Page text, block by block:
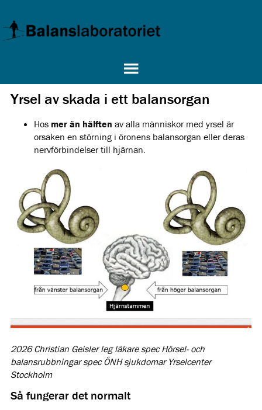
Yrsel av skada i ett balansorgan
Hos mer än hälften av alla människor med yrsel är
orsaken en störning i öronens balansorgan eller deras
nervförbindelser till hjärnan.
2026 Christian Geisler leg läkare spec Hörsel- och
balansrubbningar spec ÖNH sjukdomar Yrselcenter
Stockholm
Så fungerar det normalt